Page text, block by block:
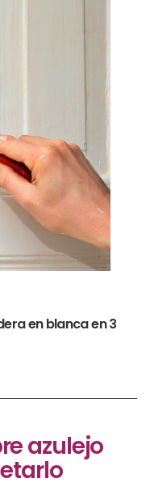
en blanca en 3
azulejo